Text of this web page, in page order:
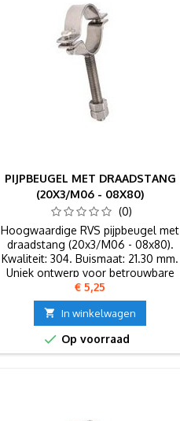
PIJPBEUGEL MET DRAADSTANG
(20X3/M06 - 08X80)
(0)
Hoogwaardige RVS pijpbeugel met
draadstang (20x3/M06 - 08x80).
Kwaliteit: 304. Buismaat: 21.30 mm.
Uniek ontwerp voor betrouwbare
bevestiging.
Prijs
€ 5,25
 In winkelwagen
 Op voorraad